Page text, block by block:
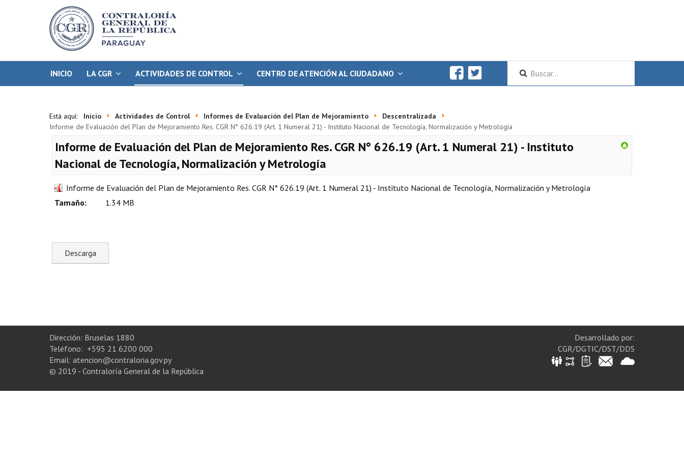
INICIO LA CGR ACTIVIDADES DE CONTROL CENTRO DE ATENCIÓN AL CIUDADANO
Está aquí: Inicio Actividades de Control Informes de Evaluación del Plan de Mejoramiento
Descentralizada
Informe de Evaluación del Plan de Mejoramiento Res. CGR N° 626.19 (Art. 1 Numeral 21) - Instituto Nacional de Tecnología, Normalización y Metrología
Informe de Evaluación del Plan de Mejoramiento Res. CGR N° 626.19 (Art. 1 Numeral 21) - Instituto
Nacional de Tecnología, Normalización y Metrología
Informe de Evaluación del Plan de Mejoramiento Res. CGR N° 626.19 (Art. 1 Numeral 21) - Instituto Nacional de Tecnología, Normalización y Metrología
Tamaño:
1.34 MB
Dirección: Bruselas 1880
Teléfono: +595 21 6200 000
Email: atencion@contraloria.gov.py
© 2019 - Contraloría General de la República
Desarrollado por:
CGR/DGTIC/DST/DDS